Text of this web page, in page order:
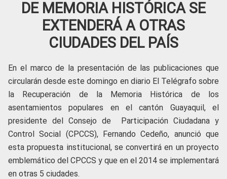
DE MEMORIA HISTÓRICA SE
EXTENDERÁ A OTRAS
CIUDADES DEL PAÍS
En el marco de la presentación de las publicaciones que
circularán desde este domingo en diario El Telégrafo sobre
la Recuperación de la Memoria Histórica de los
asentamientos populares en el cantón Guayaquil, el
presidente del Consejo de Participación Ciudadana y
Control Social (CPCCS), Fernando Cedeño, anunció que
esta propuesta institucional, se convertirá en un proyecto
emblemático del CPCCS y que en el 2014 se implementará
en otras 5 ciudades.